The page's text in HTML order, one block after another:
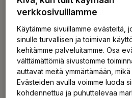
fyysisten kuormitustekijöiden
seuraa niiden toteutumista
Seuraa ja arvioi
aikavälillä esimerkiksi
ergonomiatietoa sisältävien
verkkosivuillamme
Käytämme sivuillamme evästeitä,
sinulle turvallisen ja toimivan
kehitämme palveluitamme. Osa
välttämättömiä sivustomme
auttavat meitä ymmärtämään,
Evästeiden avulla voimme luoda
kohdennettua ja puhuttelevaa